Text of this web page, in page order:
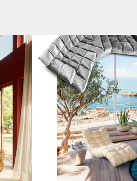
Für jeden Lieblingsplatz
60